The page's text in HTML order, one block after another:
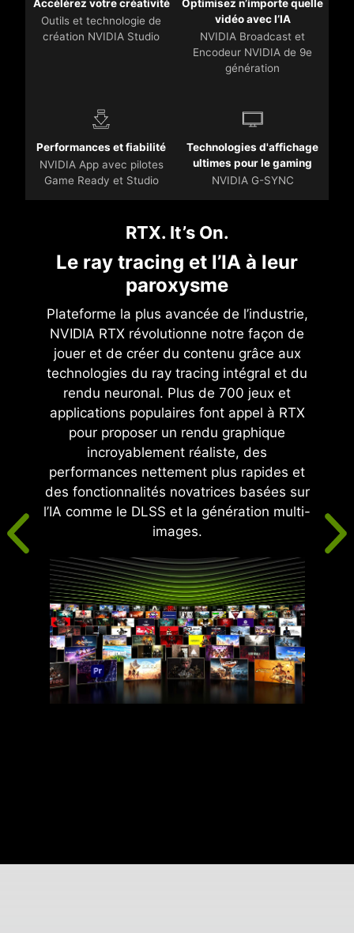
Accélérez votre créativité
Outils et technologie de
création NVIDIA Studio
Optimisez n’importe quelle
vidéo avec l’IA
NVIDIA Broadcast et
Encodeur NVIDIA de 9e
génération
Performances et fiabilité
NVIDIA App avec pilotes
Game Ready et Studio
Technologies d'affichage
ultimes pour le gaming
NVIDIA G-SYNC
RTX. It’s On.
Le ray tracing et l’IA à leur
paroxysme
Plateforme la plus avancée de l’industrie,
NVIDIA RTX révolutionne notre façon de
jouer et de créer du contenu grâce aux
technologies du ray tracing intégral et du
rendu neuronal. Plus de 700 jeux et
applications populaires font appel à RTX
pour proposer un rendu graphique
incroyablement réaliste, des
performances nettement plus rapides et
des fonctionnalités novatrices basées sur
l’IA comme le DLSS et la génération multi-
images.